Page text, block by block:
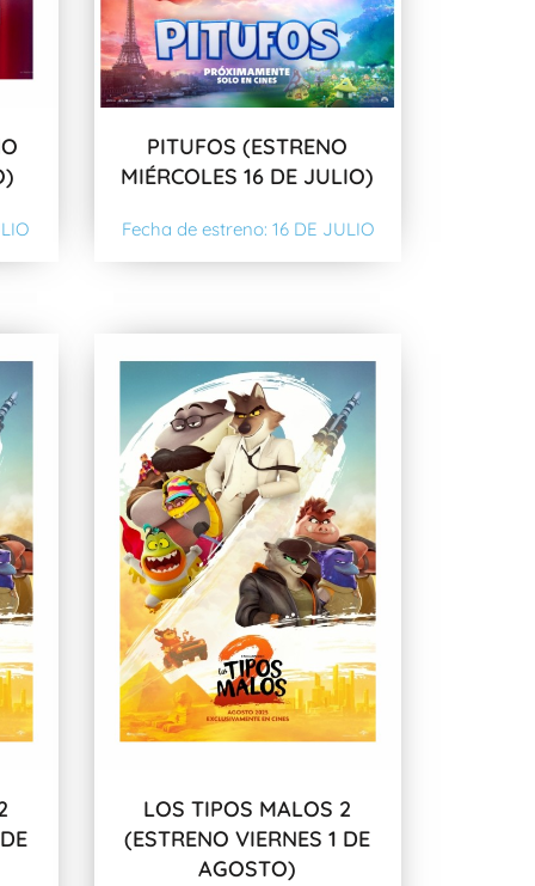
PITUFOS (ESTRENO
MIÉRCOLES 16 DE JULIO)
Fecha de estreno: 16 DE JULIO
LOS TIPOS MALOS 2
(ESTRENO VIERNES 1 DE
AGOSTO)